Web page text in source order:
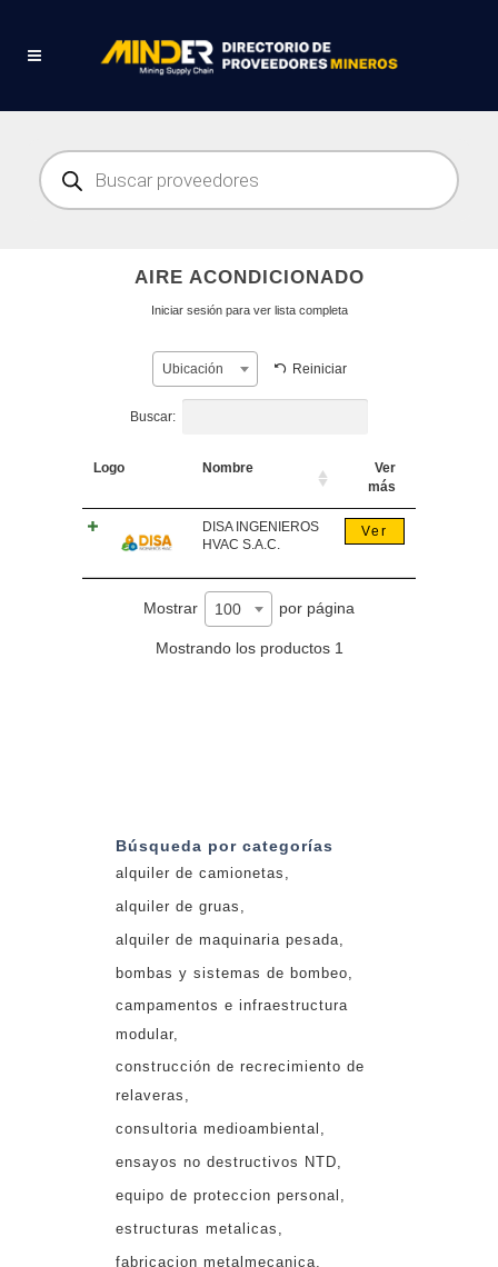
Búsqueda
de
productos
AIRE ACONDICIONADO
Iniciar sesión para ver lista completa
Ubicación Reiniciar
Buscar:
Logo Nombre
Ver
más
DISA INGENIEROS
HVAC S.A.C.
Ver
Mostrar 100 por página
Mostrando los productos 1
Búsqueda por categorías
alquiler de camionetas
alquiler de gruas
alquiler de maquinaria pesada
bombas y sistemas de bombeo
campamentos e infraestructura
modular
construcción de recrecimiento de
relaveras
consultoria medioambiental
ensayos no destructivos NTD
equipo de proteccion personal
estructuras metalicas
fabricacion metalmecanica